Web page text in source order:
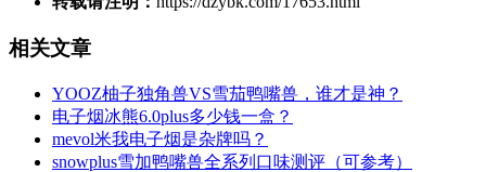
相关文章
YOOZ柚子独角兽VS雪茄鸭嘴兽，谁才是神？
电子烟冰熊6.0plus多少钱一盒？
mevol米我电子烟是杂牌吗？
snowplus雪加鸭嘴兽全系列口味测评（可参考）